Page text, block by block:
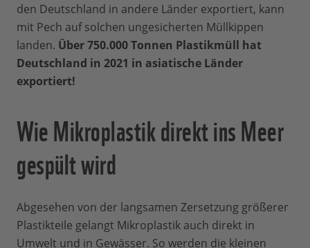
den Deutschland in andere Länder exportiert, kann
mit Pech auf solchen ungesicherten Müllkippen
landen. Über 750.000 Tonnen Plastikmüll hat
Deutschland in 2021 in asiatische Länder
exportiert!
Wie Mikroplastik direkt ins Meer
gespült wird
Abgesehen von der langsamen Zersetzung größerer
Plastikteile gelangt Mikroplastik auch direkt in
Umwelt und in Gewässer. So werden die kleinen